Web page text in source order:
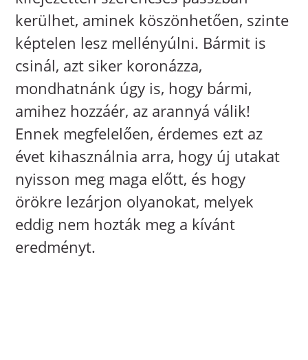
kerülhet, aminek köszönhetően, szinte
képtelen lesz mellényúlni. Bármit is
csinál, azt siker koronázza,
mondhatnánk úgy is, hogy bármi,
amihez hozzáér, az arannyá válik!
Ennek megfelelően, érdemes ezt az
évet kihasználnia arra, hogy új utakat
nyisson meg maga előtt, és hogy
örökre lezárjon olyanokat, melyek
eddig nem hozták meg a kívánt
eredményt.